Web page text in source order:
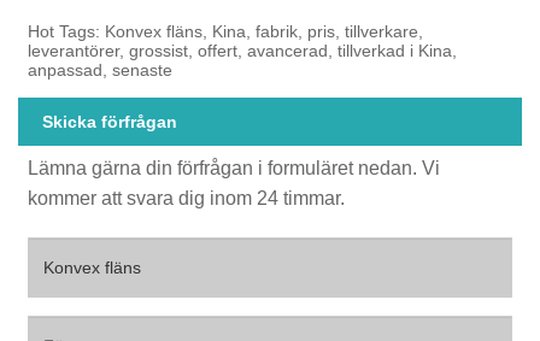
Hot Tags: Konvex fläns, Kina, fabrik, pris, tillverkare,
leverantörer, grossist, offert, avancerad, tillverkad i Kina,
anpassad, senaste
Skicka förfrågan
Lämna gärna din förfrågan i formuläret nedan. Vi
kommer att svara dig inom 24 timmar.